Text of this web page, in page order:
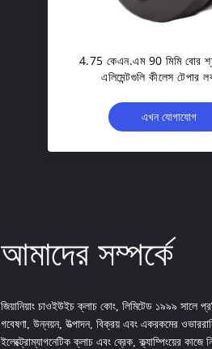
4.75 কেএন.এম 90 মিমি বোর
এলিমেন্টগুলি কীলেস টেপার
এখন যোগাযোগ
আমাদের সম্পর্কে
জিয়ানিয়াং চাওইউইচ ক্লাচ কোং, লিমিটেড ১৯৯৯ সালে
গবেষণা, উন্নয়ন, উত্পাদন, বিক্রয় এবং একরকমের
ইলেক্ট্রোম্যাগনেটিক ক্লাচ এবং ব্রেক, ক্ল্যাম্পিংয়ের